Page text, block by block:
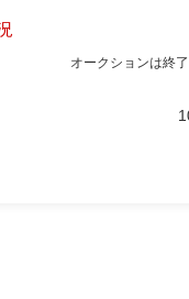
オークションは終